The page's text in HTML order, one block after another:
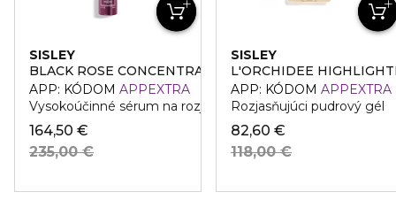
SISLEY
BLACK ROSE CONCENTRATE
APP: KÓDOM APPEXTRA
Vysokoúčinné sérum na rozjasnenie pleti
164,50 €
235,00 €
SISLEY
L'ORCHIDEE
APP: KÓDOM APPEXTRA
Rozjasňujúci pudrový gél
82,60 €
118,00 €